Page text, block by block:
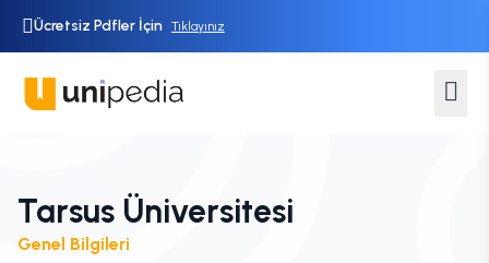
Ücretsiz Pdfler İçin Tıklayınız
Tarsus Üniversitesi
Genel Bilgileri